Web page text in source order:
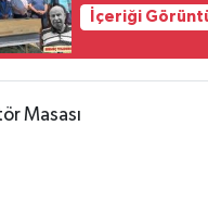
İçeriği
Masası